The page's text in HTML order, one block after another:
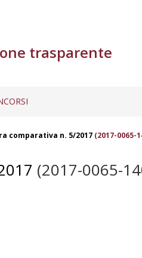
trasparente
comparativa n. 5/2017 (2017-0065-
(2017-0065-